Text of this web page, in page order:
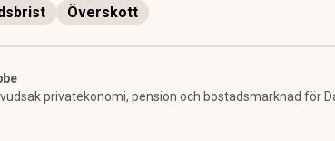
Överskott
privatekonomi, pension och bostadsmarknad för